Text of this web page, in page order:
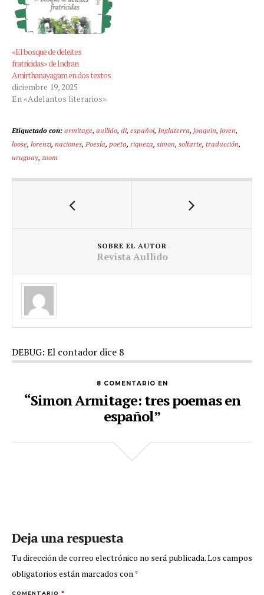
«El bosque de deleites
fratricidas» de Indran
Amirthanayagam en dos textos
diciembre 19, 2025
En «Adelantos literarios»
Etiquetado con:armitage, aullido, di, español, Inglaterra, joaquin, joven,
loose, lorenzi, naciones, Poesía, poeta, riqueza, simon, soltarte, traducción,
uruguay, zoom
SOBRE EL AUTOR
Revista Aullido
DEBUG: El contador dice 8
8 COMENTARIO EN
“Simon Armitage: tres poemas en
español”
Deja una respuesta
Tu dirección de correo electrónico no será publicada.Los campos
obligatorios están marcados con*
COMENTARIO *